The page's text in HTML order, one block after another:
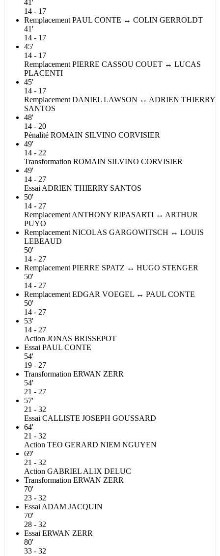
41'
14 - 17
Remplacement PAUL CONTE ↔ COLIN GERROLDT
41'
14 - 17
45'
14 - 17
Remplacement PIERRE CASSOU COUET ↔ LUCAS
PLACENTI
45'
14 - 17
Remplacement DANIEL LAWSON ↔ ADRIEN THIERRY
SANTOS
48'
14 - 20
Pénalité ROMAIN SILVINO CORVISIER
49'
14 - 22
Transformation ROMAIN SILVINO CORVISIER
49'
14 - 27
Essai ADRIEN THIERRY SANTOS
50'
14 - 27
Remplacement ANTHONY RIPASARTI ↔ ARTHUR
PUYO
Remplacement NICOLAS GARGOWITSCH ↔ LOUIS
LEBEAUD
50'
14 - 27
Remplacement PIERRE SPATZ ↔ HUGO STENGER
50'
14 - 27
Remplacement EDGAR VOEGEL ↔ PAUL CONTE
50'
14 - 27
53'
14 - 27
Action JONAS BRISSEPOT
Essai PAUL CONTE
54'
19 - 27
Transformation ERWAN ZERR
54'
21 - 27
57'
21 - 32
Essai CALLISTE JOSEPH GOUSSARD
64'
21 - 32
Action TEO GERARD NIEM NGUYEN
69'
21 - 32
Action GABRIEL ALIX DELUC
Transformation ERWAN ZERR
70'
23 - 32
Essai ADAM JACQUIN
70'
28 - 32
Essai ERWAN ZERR
80'
33 - 32